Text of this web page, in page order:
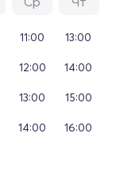
11:00
12:00
13:00
14:00
13:00
14:00
15:00
16:00